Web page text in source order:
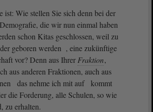
ist: Wie stellen Sie sich denn bei der
die wir nun einmal haben
schon Kitas geschlossen, weil zu
geboren werden , eine zukünftige
vor? Denn aus Ihrer Fraktion,
aus anderen Fraktionen, auch aus
das nehme ich mit auf kommt
die Forderung, alle Schulen, so wie
zu erhalten.